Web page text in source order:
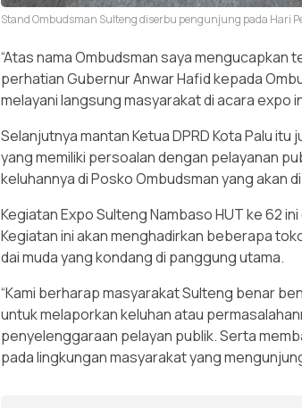
Stand Ombudsman Sulteng diserbu pengunjung pada Hari
“Atas nama Ombudsman saya mengucapkan
perhatian Gubernur Anwar Hafid kepada
melayani langsung masyarakat di acara expo
Selanjutnya mantan Ketua DPRD Kota Palu
yang memiliki persoalan dengan pelayanan
keluhannya di Posko Ombudsman yang akan
Kegiatan Expo Sulteng Nambaso HUT ke 62
Kegiatan ini akan menghadirkan beberapa
dai muda yang kondang di panggung utama.
“Kami berharap masyarakat Sulteng benar
untuk melaporkan keluhan atau
penyelenggaraan pelayan publik. Serta
pada lingkungan masyarakat yang